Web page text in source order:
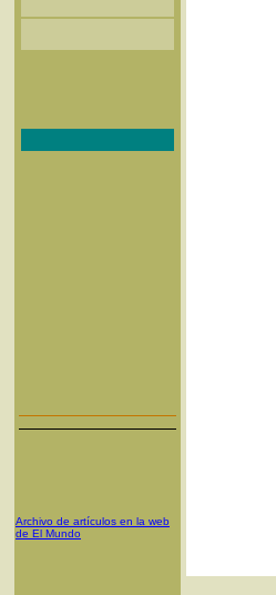
Archivo de artículos en la web
de El Mundo